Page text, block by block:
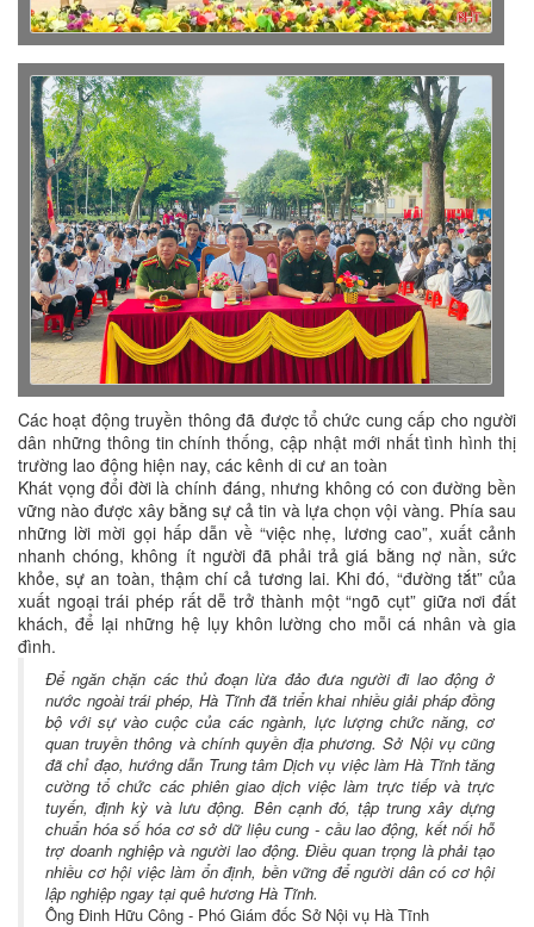
Các hoạt động truyền thông đã được tổ chức cung cấp cho người
dân những thông tin chính thống, cập nhật mới nhất tình hình thị
trường lao động hiện nay, các kênh di cư an toàn
Khát vọng đổi đời là chính đáng, nhưng không có con đường bền
vững nào được xây bằng sự cả tin và lựa chọn vội vàng. Phía sau
những lời mời gọi hấp dẫn về “việc nhẹ, lương cao”, xuất cảnh
nhanh chóng, không ít người đã phải trả giá bằng nợ nần, sức
khỏe, sự an toàn, thậm chí cả tương lai. Khi đó, “đường tắt” của
xuất ngoại trái phép rất dễ trở thành một “ngõ cụt” giữa nơi đất
khách, để lại những hệ lụy khôn lường cho mỗi cá nhân và gia
đình.
Để ngăn chặn các thủ đoạn lừa đảo đưa người đi lao động ở
nước ngoài trái phép, Hà Tĩnh đã triển khai nhiều giải pháp đồng
bộ với sự vào cuộc của các ngành, lực lượng chức năng, cơ
quan truyền thông và chính quyền địa phương. Sở Nội vụ cũng
đã chỉ đạo, hướng dẫn Trung tâm Dịch vụ việc làm Hà Tĩnh tăng
cường tổ chức các phiên giao dịch việc làm trực tiếp và trực
tuyến, định kỳ và lưu động. Bên cạnh đó, tập trung xây dựng
chuẩn hóa số hóa cơ sở dữ liệu cung - cầu lao động, kết nối hỗ
trợ doanh nghiệp và người lao động. Điều quan trọng là phải tạo
nhiều cơ hội việc làm ổn định, bền vững để người dân có cơ hội
lập nghiệp ngay tại quê hương Hà Tĩnh.
Ông Đinh Hữu Công - Phó Giám đốc Sở Nội vụ Hà Tĩnh